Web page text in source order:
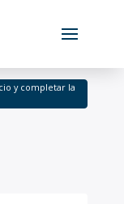
y completar la